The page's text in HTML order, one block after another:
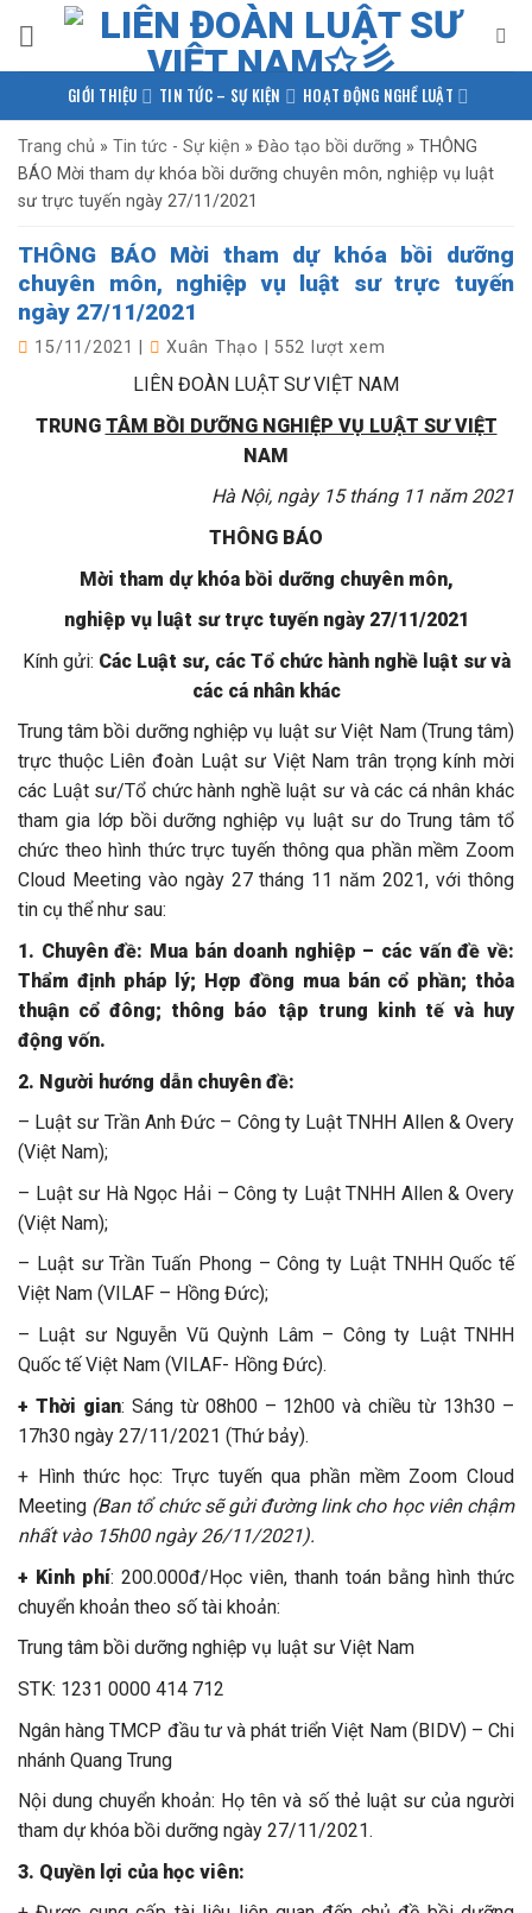
qua
nội
GIỚI THIỆU TIN TỨC – SỰ KIỆN HOẠT ĐỘNG NGHỀ LUẬT
PHÁP LUẬT QUỐC TẾ NGHIÊN CỨU – TRAO ĐỔI
KIẾN THỨC PHÁP LUẬT
Trang chủ » Tin tức - Sự kiện » Đào tạo bồi dưỡng » THÔNG
BÁO Mời tham dự khóa bồi dưỡng chuyên môn, nghiệp vụ luật
sư trực tuyến ngày 27/11/2021
THÔNG BÁO Mời tham dự khóa bồi dưỡng
chuyên môn, nghiệp vụ luật sư trực tuyến
ngày 27/11/2021
15/11/2021 Xuân Thạo 552 lượt xem
LIÊN ĐOÀN LUẬT SƯ VIỆT NAM
TRUNG TÂM BỒI DƯỠNG NGHIỆP VỤ LUẬT SƯ VIỆT
NAM
Hà Nội, ngày 15 tháng 11 năm 2021
THÔNG BÁO
Mời tham dự khóa bồi dưỡng chuyên môn,
nghiệp vụ luật sư trực tuyến ngày 27/11/2021
Kính gửi: Các Luật sư, các Tổ chức hành nghề luật sư và
các cá nhân khác
Trung tâm bồi dưỡng nghiệp vụ luật sư Việt Nam (Trung tâm)
trực thuộc Liên đoàn Luật sư Việt Nam trân trọng kính mời
các Luật sư/Tổ chức hành nghề luật sư và các cá nhân khác
tham gia lớp bồi dưỡng nghiệp vụ luật sư do Trung tâm tổ
chức theo hình thức trực tuyến thông qua phần mềm Zoom
Cloud Meeting vào ngày 27 tháng 11 năm 2021, với thông
tin cụ thể như sau:
1. Chuyên đề: Mua bán doanh nghiệp – các vấn đề về:
Thẩm định pháp lý; Hợp đồng mua bán cổ phần; thỏa
thuận cổ đông; thông báo tập trung kinh tế và huy
động vốn.
2. Người hướng dẫn chuyên đề:
– Luật sư Trần Anh Đức – Công ty Luật TNHH Allen & Overy
(Việt Nam);
– Luật sư Hà Ngọc Hải – Công ty Luật TNHH Allen & Overy
(Việt Nam);
– Luật sư Trần Tuấn Phong – Công ty Luật TNHH Quốc tế
Việt Nam (VILAF – Hồng Đức);
– Luật sư Nguyễn Vũ Quỳnh Lâm – Công ty Luật TNHH
Quốc tế Việt Nam (VILAF- Hồng Đức).
+ Thời gian: Sáng từ 08h00 – 12h00 và chiều từ 13h30 –
17h30 ngày 27/11/2021 (Thứ bảy).
+ Hình thức học: Trực tuyến qua phần mềm Zoom Cloud
Meeting (Ban tổ chức sẽ gửi đường link cho học viên chậm
nhất vào 15h00 ngày 26/11/2021).
+ Kinh phí: 200.000đ/Học viên, thanh toán bằng hình thức
chuyển khoản theo số tài khoản:
Trung tâm bồi dưỡng nghiệp vụ luật sư Việt Nam
STK: 1231 0000 414 712
Ngân hàng TMCP đầu tư và phát triển Việt Nam (BIDV) – Chi
nhánh Quang Trung
Nội dung chuyển khoản: Họ tên và số thẻ luật sư của người
tham dự khóa bồi dưỡng ngày 27/11/2021.
3. Quyền lợi của học viên: